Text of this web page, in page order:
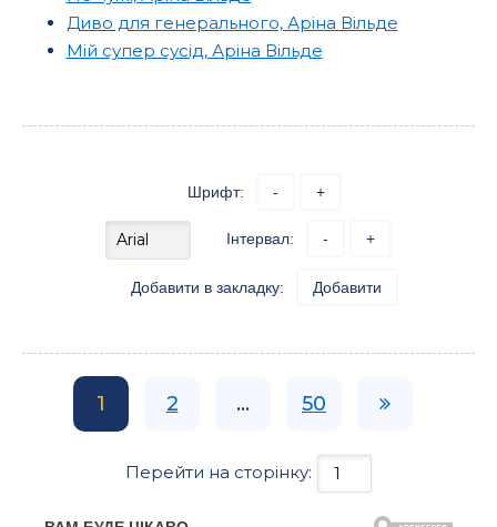
Диво для генерального, Аріна Вільде
Мій супер сусід, Аріна Вільде
Шрифт: - +
Інтервал: - +
Добавити в закладку: Добавити
1 2 ... 50
Перейти на сторінку: